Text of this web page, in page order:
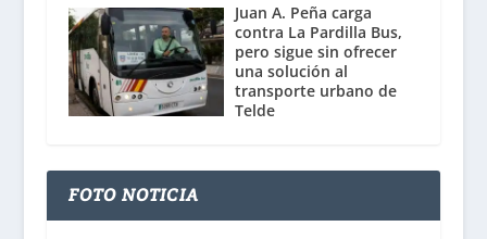
Juan A. Peña carga
contra La Pardilla Bus,
pero sigue sin ofrecer
una solución al
transporte urbano de
Telde
FOTO NOTICIA